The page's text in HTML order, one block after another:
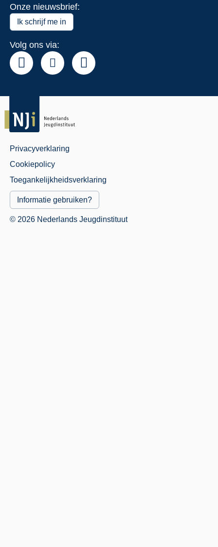
Onze nieuwsbrief:
Ik schrijf me in
Volg ons via:
Juridisch
Menu
Privacyverklaring
Cookiepolicy
Toegankelijkheidsverklaring
Informatie gebruiken?
© 2026 Nederlands Jeugdinstituut